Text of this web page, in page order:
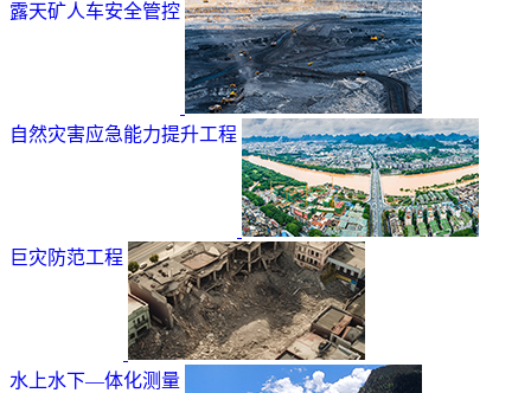
露天矿人车安全管控
自然灾害应急能力提升工程
巨灾防范工程
水上水下—体化测量